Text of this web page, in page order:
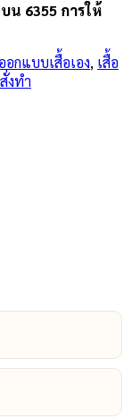
น 6355 การให้
ออกแบบเสื้อเอง, เสื้อ
งทำ